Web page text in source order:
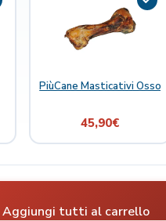
PiùCane Masticativi Osso
45,90€
Aggiungi tutti al carrello